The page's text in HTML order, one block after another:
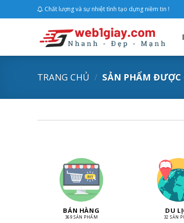
to
Chất lượng và sự nhiệt tình tạo dựng niềm tin !
TRANG CHỦ / SẢN PHẨM ĐƯỢC
BÁN HÀNG
369 SẢN PHẨM
DU
32 SẢN